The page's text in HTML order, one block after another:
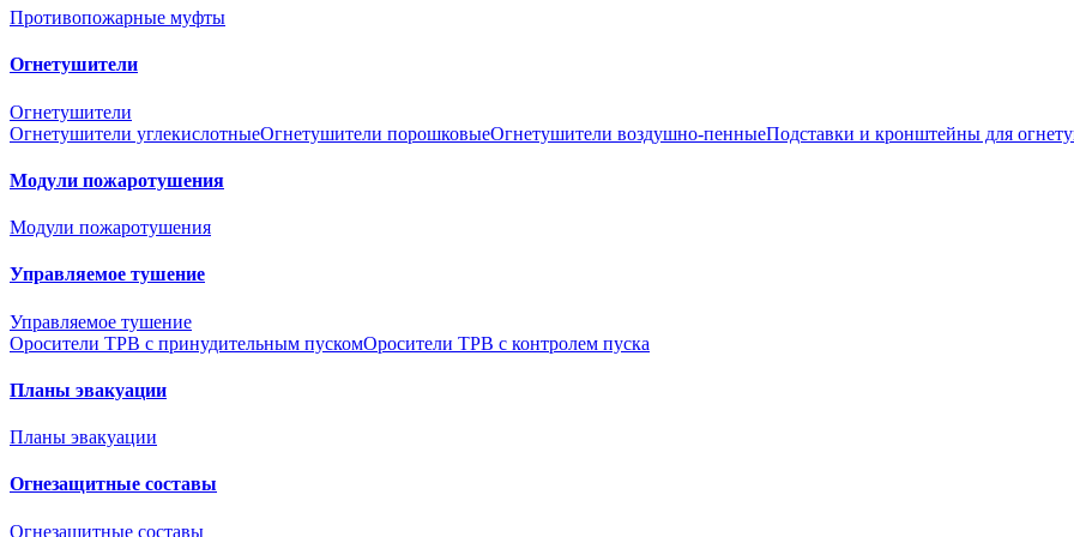
Противопожарные муфты
Огнетушители
Огнетушители
Огнетушители углекислотныеОгнетушители порошковыеОгнетушители воздушно-пенныеПодставки и кронштейны для
Модули пожаротушения
Модули пожаротушения
Управляемое тушение
Управляемое тушение
Оросители ТРВ с принудительным пускомОросители ТРВ с контролем пуска
Планы эвакуации
Планы эвакуации
Огнезащитные составы
Огнезащитные составы